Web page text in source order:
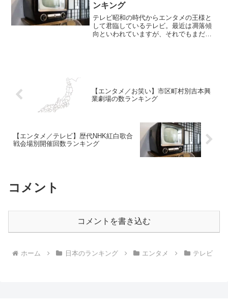
ンキング
テレビ昭和の時代からエンタメの王様と
して君臨しているテレビ。最近は凋落傾
向といわれていますが、それでもまだま
【エンタメ／お笑い】市区町村別吉本興
業劇場の数ランキング
【エンタメ／テレビ】歴代NHK紅白歌合
戦会場別開催回数ランキング
コメント
コメントを書き込む
ホーム 日本のランキング エンタメ テレビ